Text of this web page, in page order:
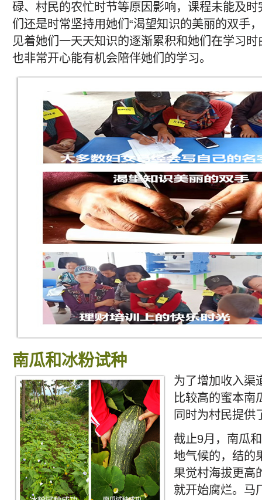
碌、村民的农忙时节等原因影响，课程未能及
们还是时常坚持用她们“渴望知识的美丽的双手
见着她们一天天知识的逐渐累积和她们在学习
也非常开心能有机会陪伴她们的学习。
南瓜和冰粉试种
为了增加收入渠
比较高的蜜本南
同时为村民提供
截止9月，南瓜
地气候的，结的
果觉村海拔更高
就开始腐烂。马